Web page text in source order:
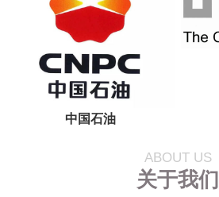
中国石油
ABOUT US
关于我们